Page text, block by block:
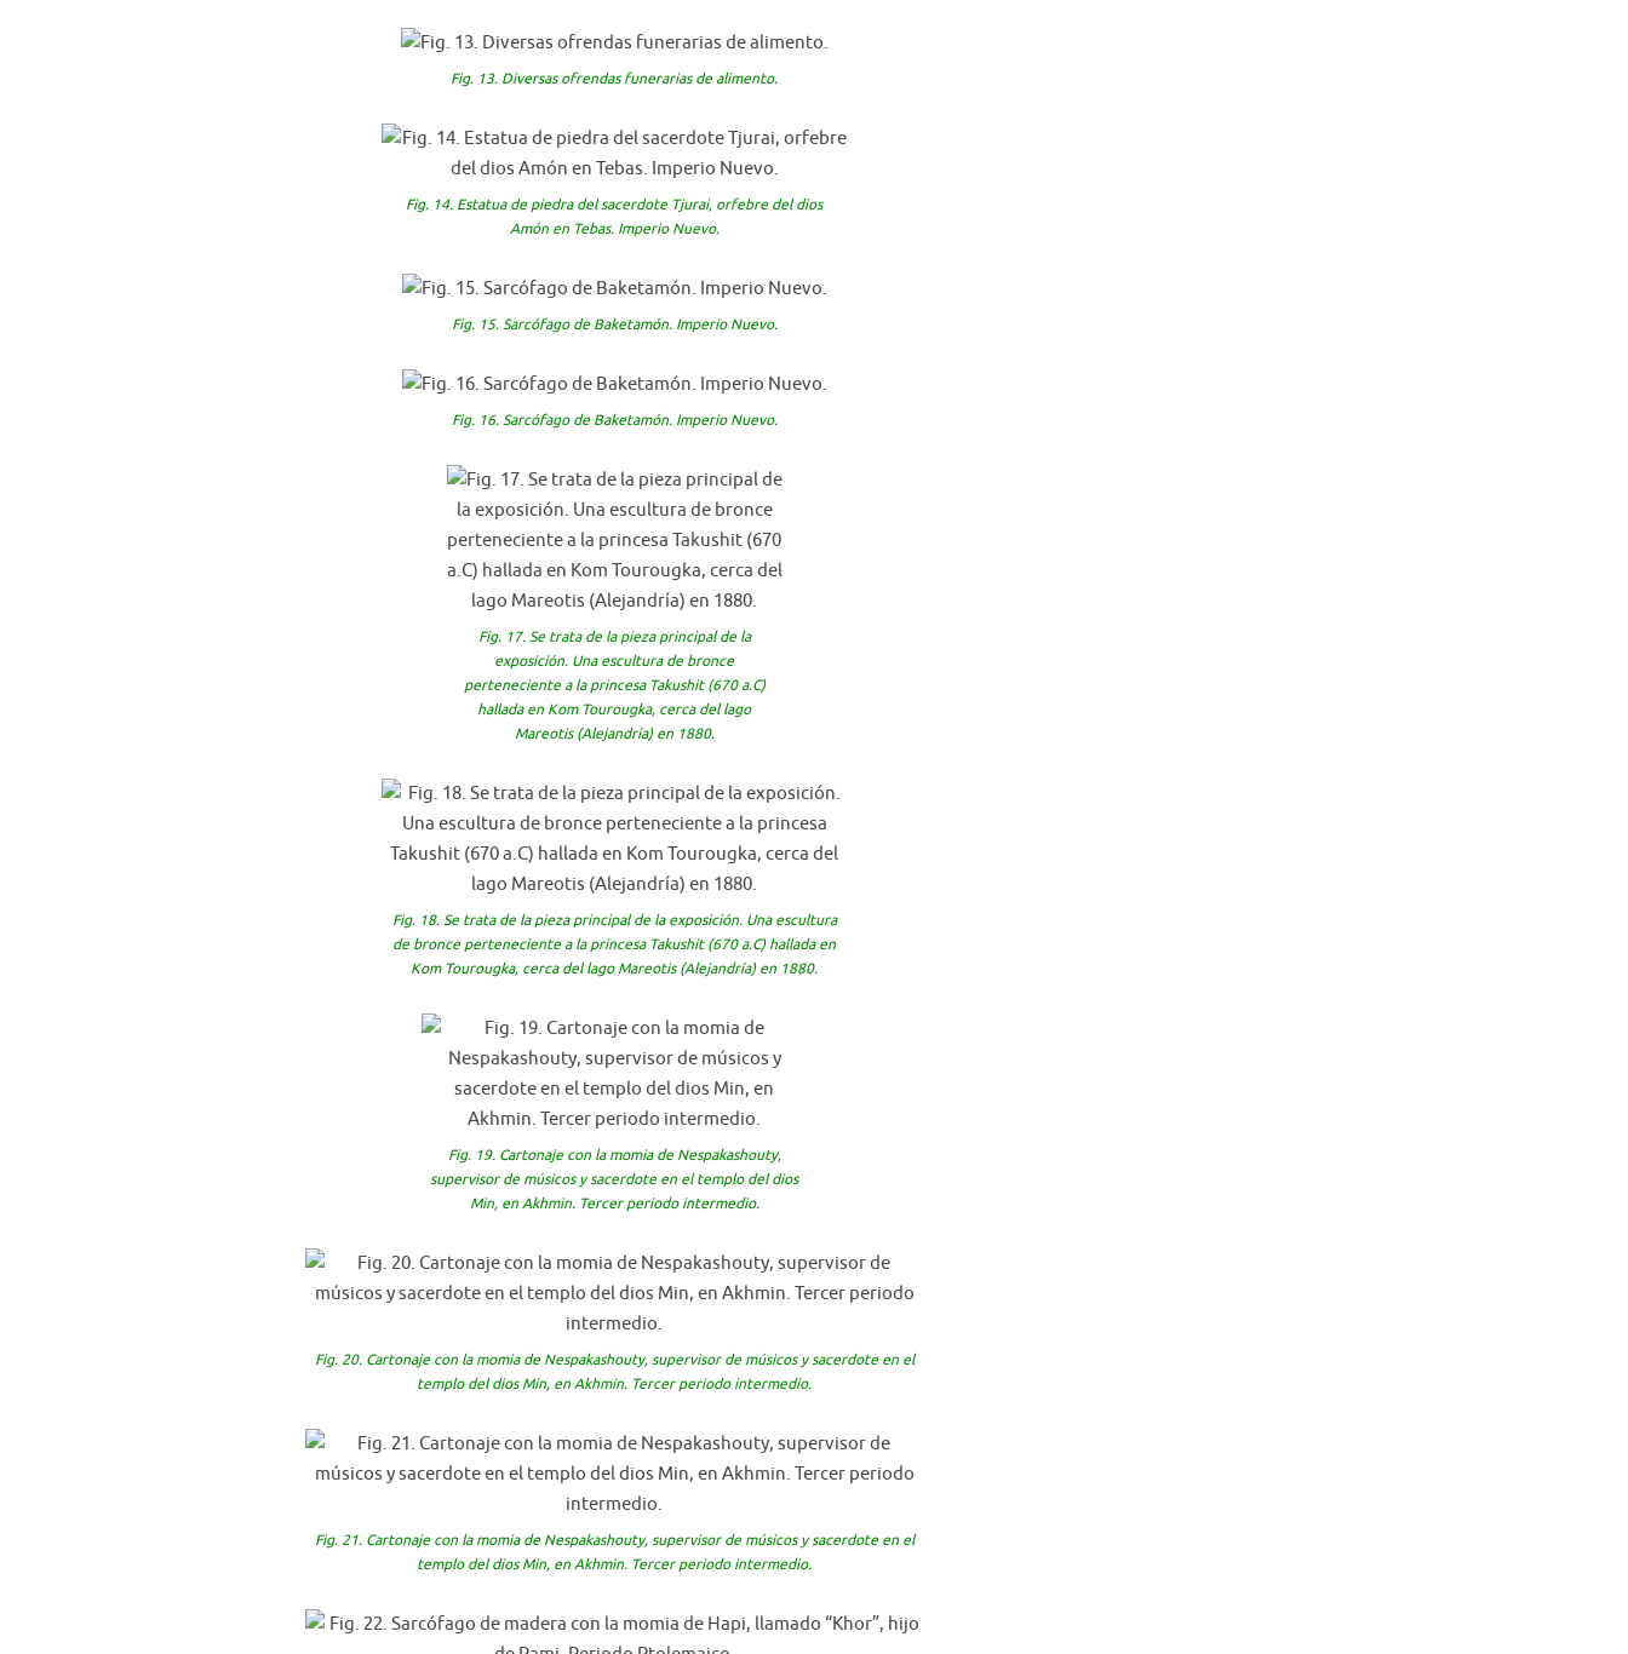
Fig. 13. Diversas ofrendas funerarias de alimento.
Fig. 14. Estatua de piedra del sacerdote Tjurai, orfebre del dios
Amón en Tebas. Imperio Nuevo.
Fig. 15. Sarcófago de Baketamón. Imperio Nuevo.
Fig. 16. Sarcófago de Baketamón. Imperio Nuevo.
Fig. 17. Se trata de la pieza principal de la
exposición. Una escultura de bronce
perteneciente a la princesa Takushit (670 a.C)
hallada en Kom Tourougka, cerca del lago
Mareotis (Alejandría) en 1880.
Fig. 18. Se trata de la pieza principal de la exposición. Una escultura
de bronce perteneciente a la princesa Takushit (670 a.C) hallada en
Kom Tourougka, cerca del lago Mareotis (Alejandría) en 1880.
Fig. 19. Cartonaje con la momia de Nespakashouty,
supervisor de músicos y sacerdote en el templo del dios
Min, en Akhmin. Tercer periodo intermedio.
Fig. 20. Cartonaje con la momia de Nespakashouty, supervisor de músicos y sacerdote en el
templo del dios Min, en Akhmin. Tercer periodo intermedio.
Fig. 21. Cartonaje con la momia de Nespakashouty, supervisor de músicos y sacerdote en el
templo del dios Min, en Akhmin. Tercer periodo intermedio.